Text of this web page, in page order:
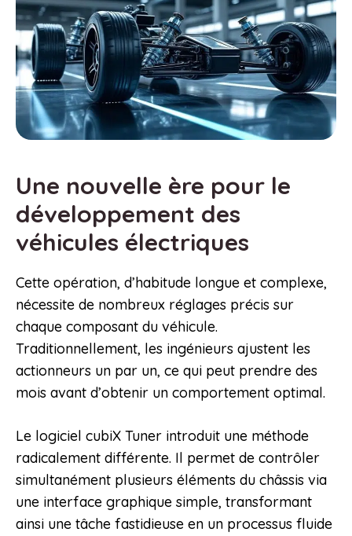
Une nouvelle ère pour le
développement des
véhicules électriques
Cette opération, d’habitude longue et complexe,
nécessite de nombreux réglages précis sur
chaque composant du véhicule.
Traditionnellement, les ingénieurs ajustent les
actionneurs un par un, ce qui peut prendre des
mois avant d’obtenir un comportement optimal.
Le logiciel cubiX Tuner introduit une méthode
radicalement différente. Il permet de contrôler
simultanément plusieurs éléments du châssis via
une interface graphique simple, transformant
ainsi une tâche fastidieuse en un processus fluide